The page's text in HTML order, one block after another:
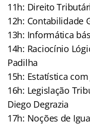
11h: Direito
12h: Contabilidade
13h: Informática
14h: Raciocínio
Padilha
15h: Estatística
16h: Legislação
Diego Degrazia
17h: Noções de